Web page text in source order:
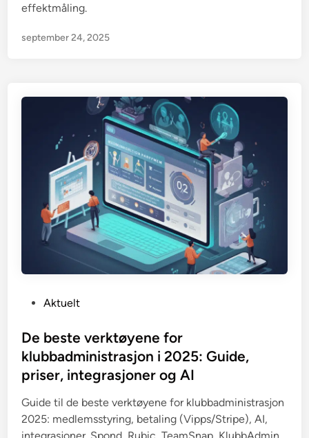
effektmåling.
september 24, 2025
s
t
d
i
n
Aktuelt
De beste verktøyene for
klubbadministrasjon i 2025: Guide,
priser, integrasjoner og AI
Guide til de beste verktøyene for klubbadministrasjon
2025: medlemsstyring, betaling (Vipps/Stripe), AI,
integrasjoner. Spond, Rubic, TeamSnap, KlubbAdmin.